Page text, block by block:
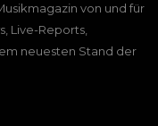
von und für
Live-Reports,
neuesten Stand der